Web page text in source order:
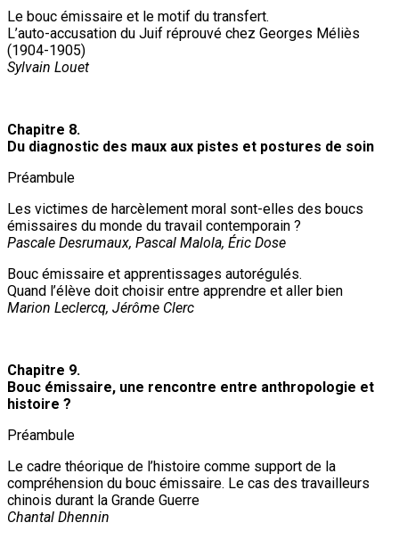
Le bouc émissaire et le motif du transfert.
L’auto-accusation du Juif réprouvé chez Georges Méliès
(1904-1905)
Sylvain Louet
Chapitre 8.
Du diagnostic des maux aux pistes et postures de soin
Préambule
Les victimes de harcèlement moral sont-elles des boucs
émissaires du monde du travail contemporain ?
Pascale Desrumaux, Pascal Malola, Éric Dose
Bouc émissaire et apprentissages autorégulés.
Quand l’élève doit choisir entre apprendre et aller bien
Marion Leclercq, Jérôme Clerc
Chapitre 9.
Bouc émissaire, une rencontre entre anthropologie et
histoire ?
Préambule
Le cadre théorique de l’histoire comme support de la
compréhension du bouc émissaire. Le cas des travailleurs
chinois durant la Grande Guerre
Chantal Dhennin